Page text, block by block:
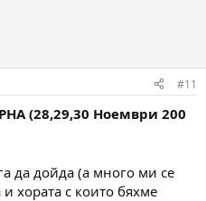
#11
(28,29,30 Ноември 200
да дойда (а много ми се
хората с които бяхме